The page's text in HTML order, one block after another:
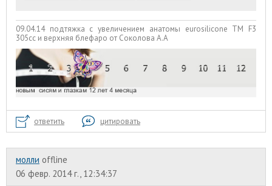
09.04.14 подтяжка с увеличением анатомы eurosilicone TM F3
305cc и верхняя блефаро от Соколова А.А
ответить цитировать
молли offline
06 февр. 2014 г., 12:34:37